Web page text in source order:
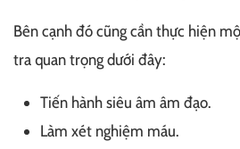
Bên cạnh đó cũng cần thực hiện
tra quan trọng dưới đây:
Tiến hành siêu âm âm đạo.
Làm xét nghiệm máu.